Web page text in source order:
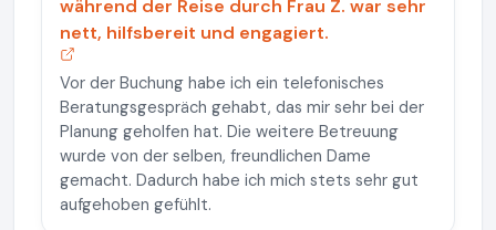
während der Reise durch Frau Z. war sehr
nett, hilfsbereit und engagiert.
Vor der Buchung habe ich ein telefonisches
Beratungsgespräch gehabt, das mir sehr bei der
Planung geholfen hat. Die weitere Betreuung
wurde von der selben, freundlichen Dame
gemacht. Dadurch habe ich mich stets sehr gut
aufgehoben gefühlt.